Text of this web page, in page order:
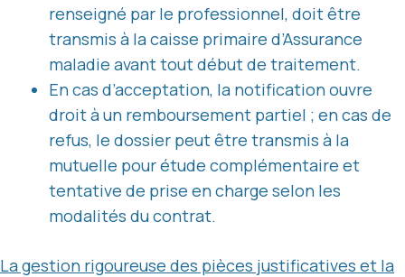
renseigné par le professionnel, doit être
transmis à la caisse primaire d’Assurance
maladie avant tout début de traitement.
En cas d’acceptation, la notification ouvre
droit à un remboursement partiel ; en cas de
refus, le dossier peut être transmis à la
mutuelle pour étude complémentaire et
tentative de prise en charge selon les
modalités du contrat.
La gestion rigoureuse des pièces justificatives et la